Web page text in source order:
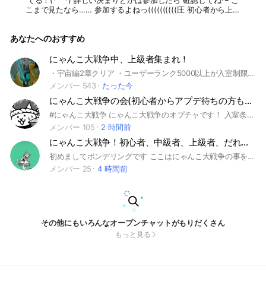
こまで見たなら…… 参加するよねっ((((((((((圧 初心者から上級
ないよ（＾ｖ＾） #にゃんこ#にゃんこ大戦争#ゼリー#ゼリー
あなたへのおすすめ
にゃんこ大戦争中、上級者集まれ！
・宇宙編2章クリア ・ユーザーランク5000以上が入室制限です（両方クリア） #にゃんこ大戦争#中級者#上級者
メンバー 543
たった今
にゃんこ大戦争の会(初心者からアプデ待ちの方も大歓迎) 入室条件 ・道場8段クリア・未来編3章クリア
#にゃんこ大戦争 にゃんこ大戦争のオプチャです！ 入室条件 ・道場8段をクリアしていること ・未来編3章までクリアしていること これをクリアしている人は是非参加してください！楽しくやっていきましょう！
メンバー 105
2 時間前
にゃんこ大戦争！初心者、中級者、上級者、だれでもＯＫ！
初めましてポンデリングです ここはにゃんこ大戦争の事を教え合うオプです、みんなと仲良くするって気持ちがあるなら全然はいってください(≧∇≦)b 主は日本編、未来編、宇宙編、ゾンビ、旧レジェ、真レジェ、ゼロレジェのニュトーンまでクリアしてます。時分以外に強い人とか居るので知らないことがあったら入って全然聞いてください(*⌒▽⌒*)
メンバー 25
4 時間前
その他にもいろんなオープンチャットがもりだくさん
もっと見る